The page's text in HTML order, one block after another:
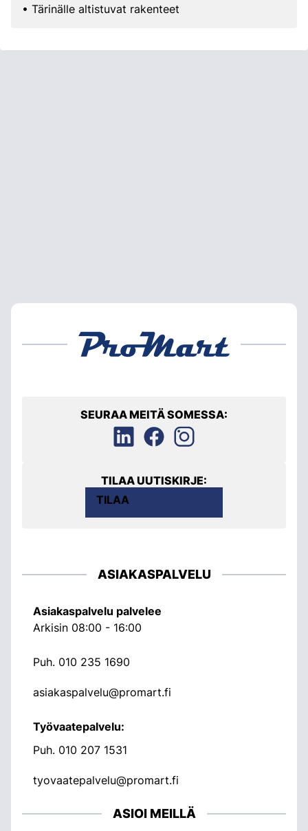
• Tärinälle altistuvat rakenteet
SEURAA MEITÄ SOMESSA:
TILAA UUTISKIRJE:
TILAA
ASIAKASPALVELU
Asiakaspalvelu palvelee
Arkisin 08:00 - 16:00
Puh. 010 235 1690
asiakaspalvelu@promart.fi
Työvaatepalvelu:
Puh. 010 207 1531
tyovaatepalvelu@promart.fi
ASIOI MEILLÄ